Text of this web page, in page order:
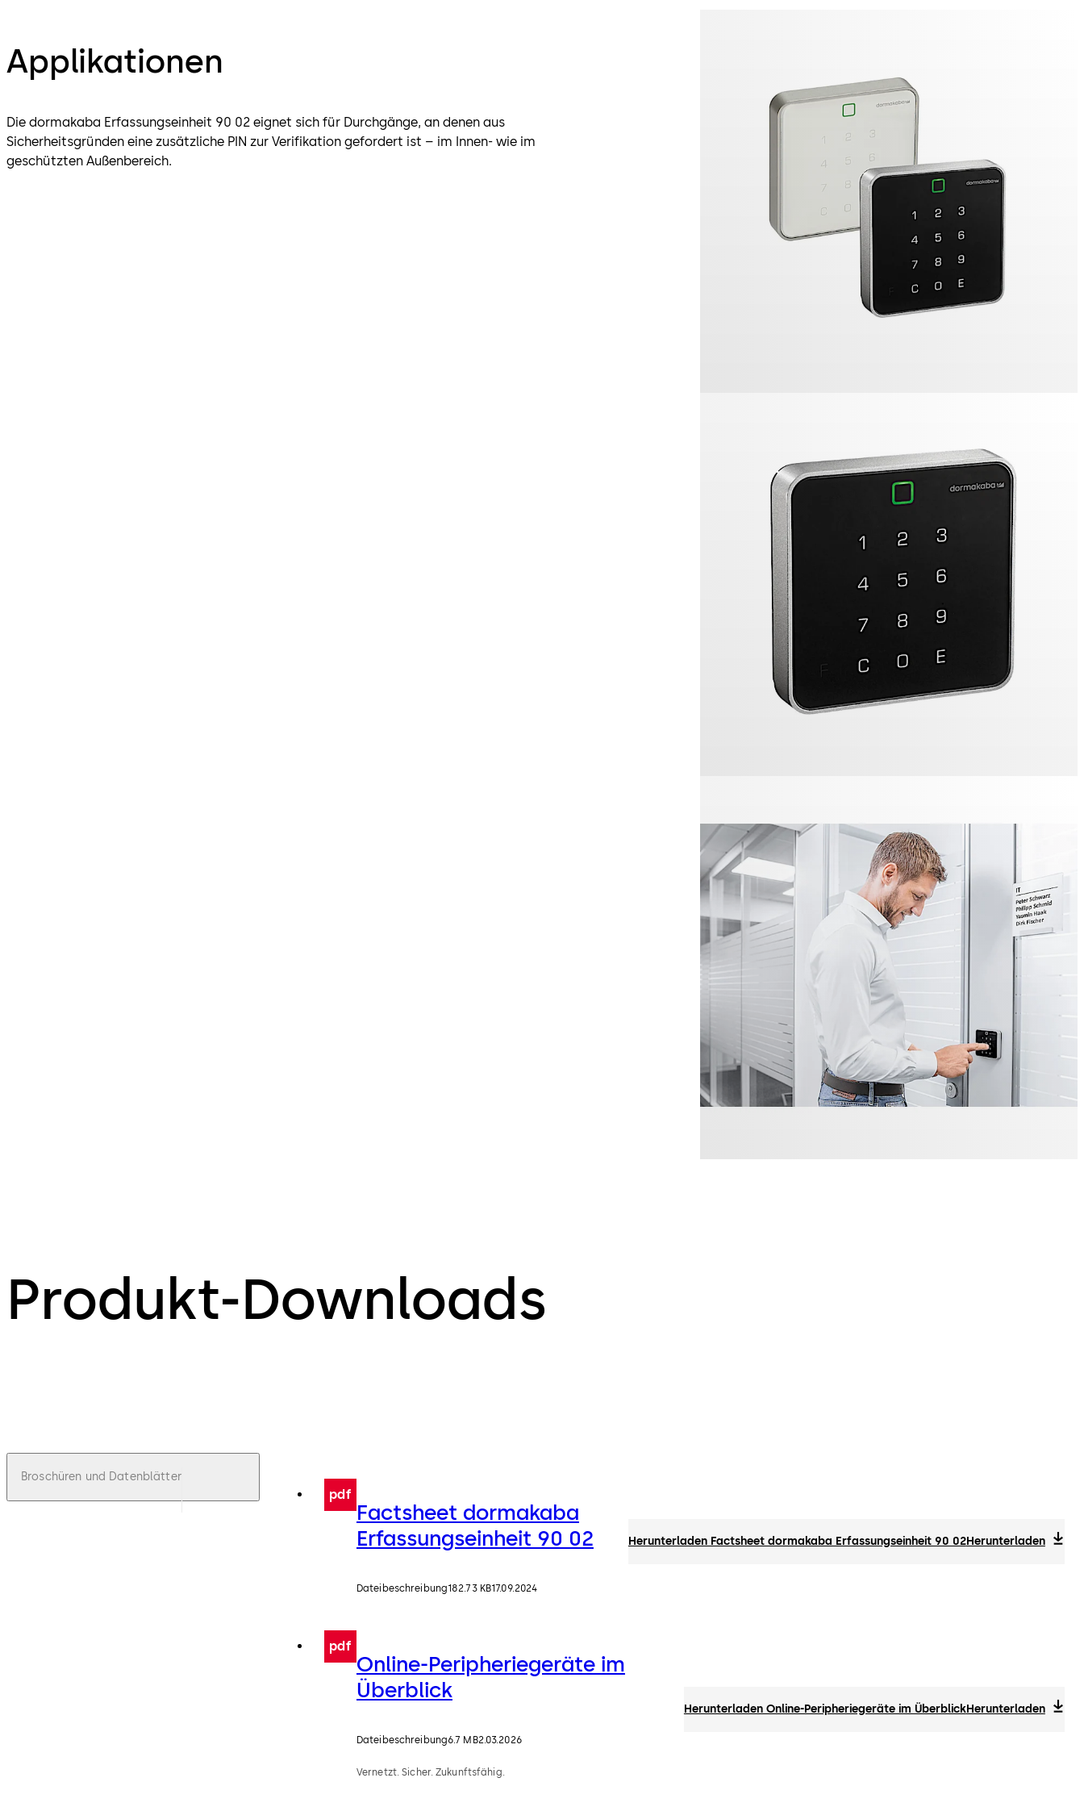
Applikationen
Die dormakaba Erfassungseinheit 90 02 eignet sich für Durchgänge, an denen aus
Sicherheitsgründen eine zusätzliche PIN zur Verifikation gefordert ist – im Innen- wie im
geschützten Außenbereich.
Produkt-Downloads
Broschüren und Datenblätter
pdf
Factsheet dormakaba
Erfassungseinheit 90 02
Dateibeschreibung182.73 KB17.09.2024
Herunterladen Factsheet dormakaba Erfassungseinheit 90 02Herunterladen
pdf
Online-Peripheriegeräte im
Überblick
Dateibeschreibung6.7 MB2.03.2026
Vernetzt. Sicher. Zukunftsfähig.
Herunterladen Online-Peripheriegeräte im ÜberblickHerunterladen